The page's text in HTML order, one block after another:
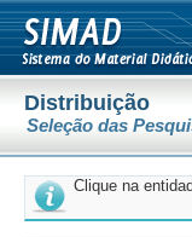
Distribuição
Seleção das
Clique na